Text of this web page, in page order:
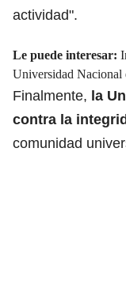
actividad".
Le puede interesar:
Universidad Nacional
Finalmente, la
contra la
comunidad